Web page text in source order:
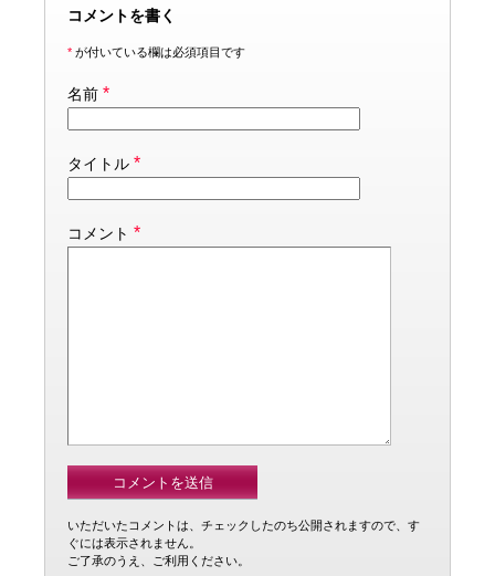
コメントを書く
* が付いている欄は必須項目です
名前 *
タイトル *
コメント *
いただいたコメントは、チェックしたのち公開されますので、す
ぐには表示されません。
ご了承のうえ、ご利用ください。